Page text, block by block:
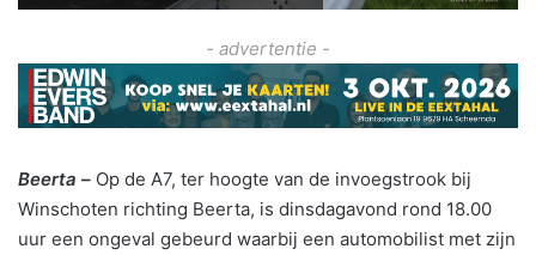
- advertentie -
Beerta – Op de A7, ter hoogte van de invoegstrook bij
Winschoten richting Beerta, is dinsdagavond rond 18.00
uur een ongeval gebeurd waarbij een automobilist met zijn